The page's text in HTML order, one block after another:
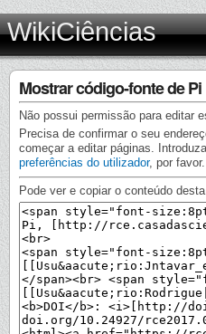
WikiCiências
Mostrar código-fonte de Pi
Não possui permissão para editar
Precisa de confirmar o seu
começar a editar páginas.
preferências do utilizador, por favor.
Pode ver e copiar o conteúdo